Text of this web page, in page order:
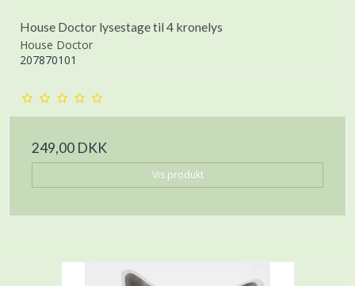
House Doctor lysestage til 4 kronelys
House Doctor
207870101
249,00 DKK
Vis produkt